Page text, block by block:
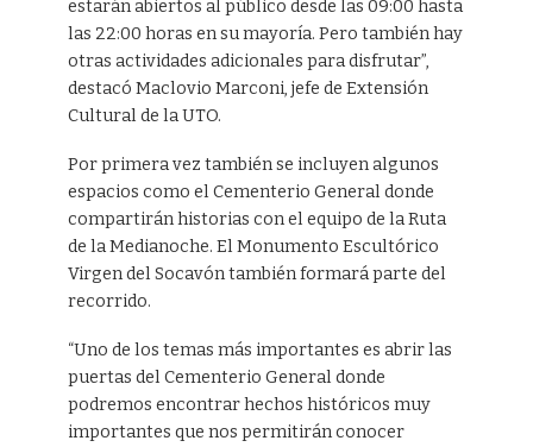
estarán abiertos al público desde las 09:00 hasta
las 22:00 horas en su mayoría. Pero también hay
otras actividades adicionales para disfrutar”,
destacó Maclovio Marconi, jefe de Extensión
Cultural de la UTO.
Por primera vez también se incluyen algunos
espacios como el Cementerio General donde
compartirán historias con el equipo de la Ruta
de la Medianoche. El Monumento Escultórico
Virgen del Socavón también formará parte del
recorrido.
“Uno de los temas más importantes es abrir las
puertas del Cementerio General donde
podremos encontrar hechos históricos muy
importantes que nos permitirán conocer